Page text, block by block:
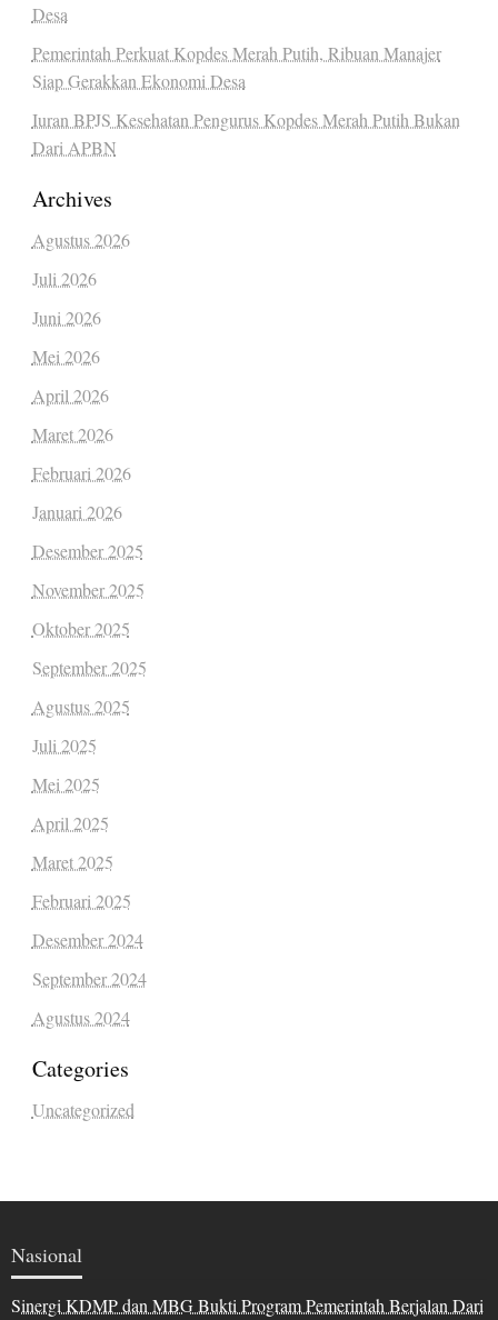
Desa
Pemerintah Perkuat Kopdes Merah Putih, Ribuan Manajer
Siap Gerakkan Ekonomi Desa
Iuran BPJS Kesehatan Pengurus Kopdes Merah Putih Bukan
Dari APBN
Archives
Agustus 2026
Juli 2026
Juni 2026
Mei 2026
April 2026
Maret 2026
Februari 2026
Januari 2026
Desember 2025
November 2025
Oktober 2025
September 2025
Agustus 2025
Juli 2025
Mei 2025
April 2025
Maret 2025
Februari 2025
Desember 2024
September 2024
Agustus 2024
Categories
Uncategorized
Nasional
Sinergi KDMP dan MBG Bukti Program Pemerintah Berjalan Dari